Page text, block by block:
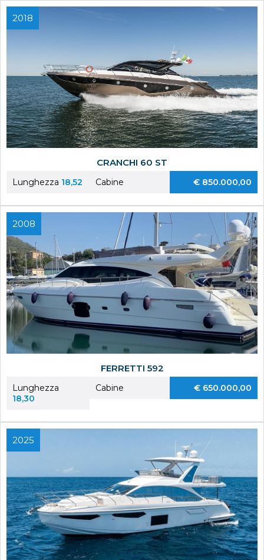
2018
CRANCHI 60 ST
Lunghezza 18,52 Cabine € 850.000,00
2008
FERRETTI 592
Lunghezza
18,30
Cabine € 650.000,00
2025